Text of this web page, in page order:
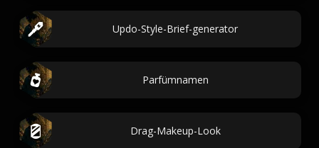
Updo-Style-Brief-generator
Parfümnamen
Drag-Makeup-Look